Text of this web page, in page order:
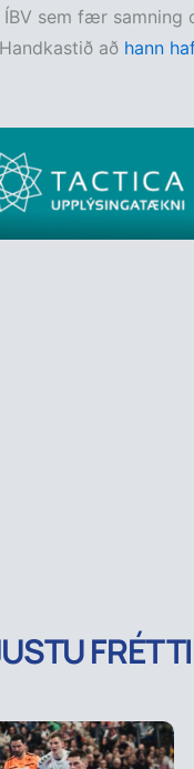
sem fær samning
að hann